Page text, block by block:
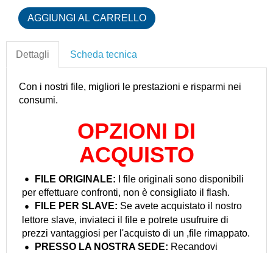
Dettagli Scheda tecnica
Con i nostri file, migliori le prestazioni e risparmi nei
consumi.
OPZIONI DI
ACQUISTO
FILE ORIGINALE:
I file originali sono disponibili
per effettuare confronti, non è consigliato il flash.
FILE PER SLAVE: Se avete acquistato il nostro
lettore slave, inviateci il file e potrete usufruire di
prezzi vantaggiosi per l'acquisto di un ,file rimappato.
PRESSO LA NOSTRA SEDE: Recandovi